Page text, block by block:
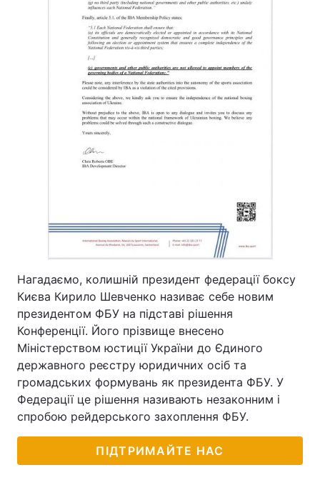
Нагадаємо, колишній президент федерації боксу
Києва Кирило Шевченко називає себе новим
президентом ФБУ на підставі рішення
Конференції. Його прізвище внесено
Міністерством юстиції України до Єдиного
державного реєстру юридичних осіб та
громадських формувань як президента ФБУ. У
Федерації це рішення називають незаконним і
спробою рейдерського захоплення ФБУ.
ПІДТРИМАЙТЕ НАС